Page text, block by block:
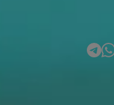
کتبی پیگرد قانونی